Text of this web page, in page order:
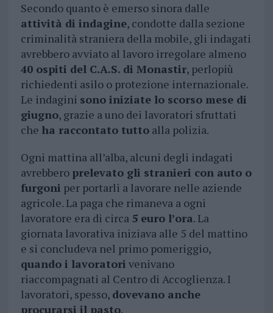
Secondo quanto è emerso sinora dalle
attività di indagine, condotte dalla sezione
criminalità straniera della mobile, gli indagati
avrebbero avviato al lavoro irregolare almeno
40 ospiti del C.A.S. di Monastir, perlopiù
richiedenti asilo o protezione internazionale.
Le indagini sono iniziate lo scorso mese di
giugno, grazie a uno dei lavoratori sfruttati
che ha raccontato tuttoalla polizia.
Ogni mattina all’alba, alcuni degli indagati
avrebbero prelevato gli stranieri con auto o
furgoni per portarli a lavorare nelle aziende
agricole. La paga che rimaneva a ogni
lavoratore era di circa 5 euro l’ora. La
giornata lavorativa iniziava alle 5 del mattino
e si concludeva nel primo pomeriggio,
quando i lavoratori venivano
riaccompagnati al Centro di Accoglienza. I
lavoratori, spesso, dovevano anche
procurarsi il pasto.